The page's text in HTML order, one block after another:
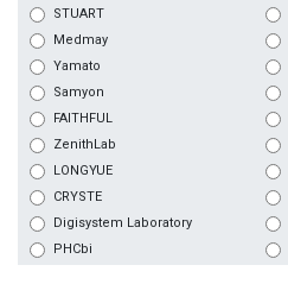
STUART
Medmay
Yamato
Samyon
FAITHFUL
ZenithLab
LONGYUE
CRYSTE
Digisystem Laboratory
PHCbi